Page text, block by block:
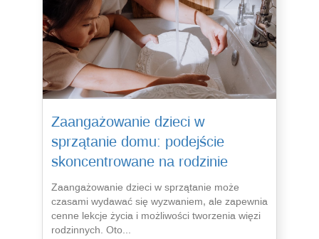
Zaangażowanie dzieci w
sprzątanie domu: podejście
skoncentrowane na rodzinie
Zaangażowanie dzieci w sprzątanie może
czasami wydawać się wyzwaniem, ale zapewnia
cenne lekcje życia i możliwości tworzenia więzi
rodzinnych. Oto...